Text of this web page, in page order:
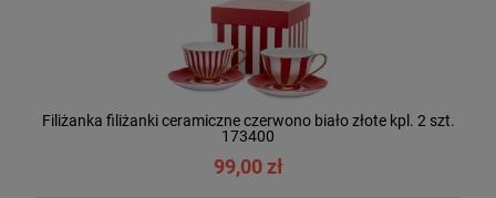
Filiżanka filiżanki ceramiczne czerwono biało złote kpl. 2 szt.
173400
99,00 zł